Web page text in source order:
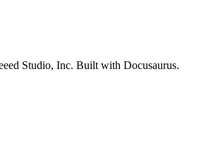
Studio, Inc. Built with Docusaurus.